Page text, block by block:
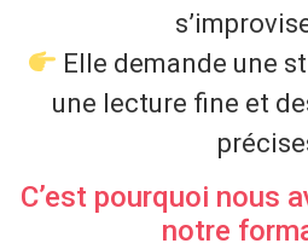
Elle demande une
une lecture fine et
C’est pourquoi nous
notre